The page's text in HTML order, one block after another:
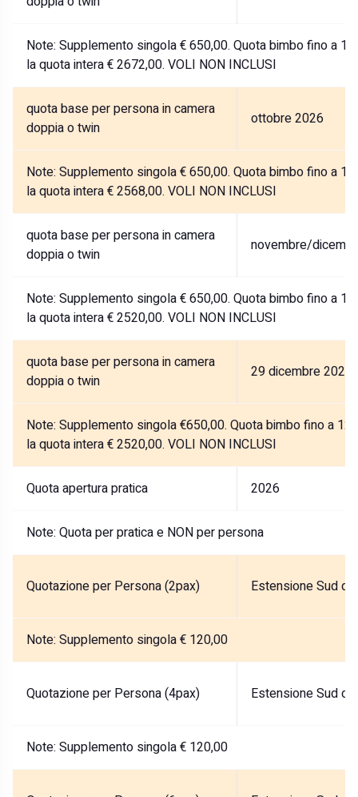
Note: Supplemento singola € 650,00. Quota bimbo fino a
la quota intera € 2672,00. VOLI NON INCLUSI
quota base per persona in camera
doppia o twin
ottobre 2026
Note: Supplemento singola € 650,00. Quota bimbo fino a
la quota intera € 2568,00. VOLI NON INCLUSI
quota base per persona in camera
doppia o twin
novembre/
Note: Supplemento singola € 650,00. Quota bimbo fino a
la quota intera € 2520,00. VOLI NON INCLUSI
quota base per persona in camera
doppia o twin
29 dicembre 2026
Note: Supplemento singola €650,00. Quota bimbo fino a
la quota intera € 2520,00. VOLI NON INCLUSI
Quota apertura pratica 2026
Note: Quota per pratica e NON per persona
Quotazione per Persona (2pax) Estensione Sud
Note: Supplemento singola € 120,00
Quotazione per Persona (4pax) Estensione Sud
Note: Supplemento singola € 120,00